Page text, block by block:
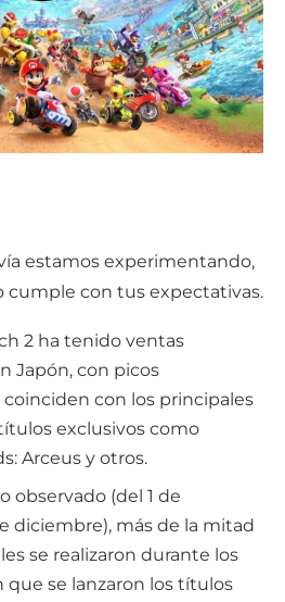
estamos experimentando,
cumple con tus expectativas.
2 ha tenido ventas
Japón, con picos
con los principales
exclusivos como
Arceus y otros.
observado (del 1 de
diciembre), más de la mitad
se realizaron durante los
que se lanzaron los títulos